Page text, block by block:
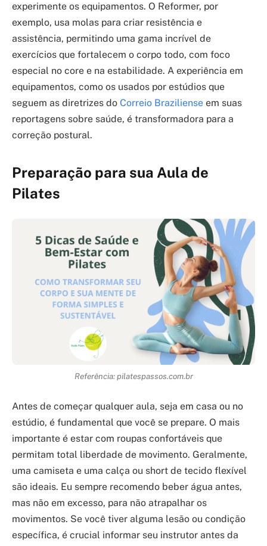
experimente os equipamentos. O Reformer, por
exemplo, usa molas para criar resistência e
assistência, permitindo uma gama incrível de
exercícios que fortalecem o corpo todo, com foco
especial no core e na estabilidade. A experiência em
equipamentos, como os usados por estúdios que
seguem as diretrizes do Correio Braziliense em suas
reportagens sobre saúde, é transformadora para a
correção postural.
Preparação para sua Aula de
Pilates
Referência: pilatespassos.com.br
Antes de começar qualquer aula, seja em casa ou no
estúdio, é fundamental que você se prepare. O mais
importante é estar com roupas confortáveis que
permitam total liberdade de movimento. Geralmente,
uma camiseta e uma calça ou short de tecido flexível
são ideais. Eu sempre recomendo beber água antes,
mas não em excesso, para não atrapalhar os
movimentos. Se você tiver alguma lesão ou condição
específica, é crucial informar seu instrutor antes da